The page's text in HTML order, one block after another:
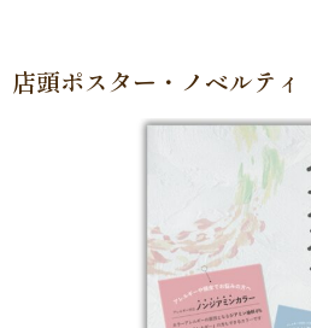
店頭ポスター・ノベルティ